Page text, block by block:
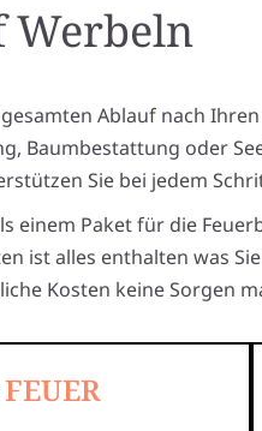
Werbeln
Ablauf nach
Baumbestattung oder
Sie bei jedem
einem Paket für die
ist alles enthalten was
Kosten keine Sorgen
FEUER